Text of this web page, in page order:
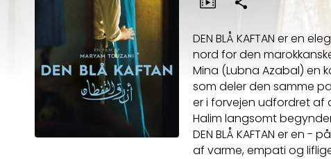
DEN BLÅ KAFTAN er en
nord for den
Mina (Lubna Azabal) en
som deler den samme
er i forvejen udfordret
Halim langsomt
DEN BLÅ KAFTAN er
af varme, empati og